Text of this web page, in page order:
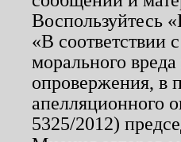
Воспользуйтесь
«В соответствии
морального
опровержения, в
апелляционного
5325/2012)